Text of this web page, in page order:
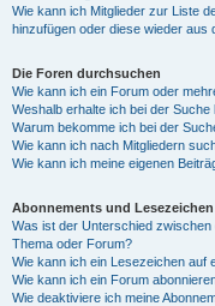
Wie kann ich Mitglieder zur Liste
hinzufügen oder diese wieder aus
Die Foren durchsuchen
Wie kann ich ein Forum oder
Weshalb erhalte ich bei der
Warum bekomme ich bei der
Wie kann ich nach Mitgliedern
Wie kann ich meine eigenen
Abonnements und Lesezeichen
Was ist der Unterschied
Thema oder Forum?
Wie kann ich ein Lesezeichen auf
Wie kann ich ein Forum
Wie deaktiviere ich meine